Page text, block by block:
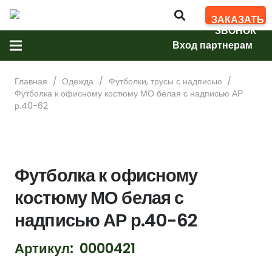
ЗАКАЗАТЬ
ЗВОНОК
Вход партнерам
Главная / Одежда / Футболки, трусы с надписью /
Футболка к офисному костюму МО белая с надписью АР
р.40-62
Футболка к офисному
костюму МО белая с
надписью АР р.40-62
Артикул: 0000421